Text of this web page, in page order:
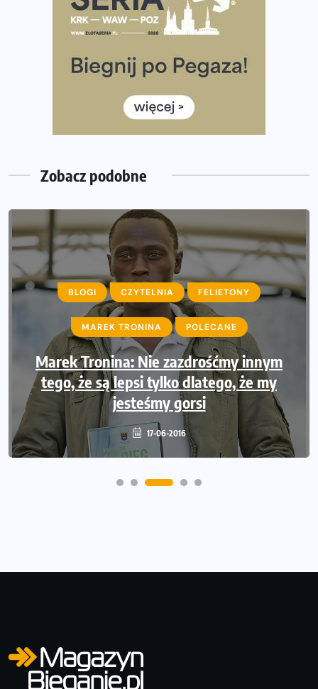
Wystartuje rekordowa liczba uczestników
35. Bieg Powstania Warszawskiego – praktyczny
Ile razy w tygodniu biegać? 3 treningi wystarczą? Jak
często biegać, żeby robić postępy
Już w ten weekend! Przed nami Nocny Portowy Maraton
i Półmaraton Szczeciński. Wszystko, co warto wiedzieć
Zobacz podobne
BLOGI CZYTELNIA FELIETONY
MAREK TRONINA POLECANE
Marek Tronina: Nie zazdrośćmy innym
tego, że są lepsi tylko dlatego, że my
jesteśmy gorsi
17-06-2016
BLOGI MAGDA OSTROWSKA-DOŁĘGOWSKA
POLECANE
Z cyklu przychodzi kontuzja do biegacza.
#6 Operacja łąkotka czyli – podróż do
wnętrza kolana
16-03-2016